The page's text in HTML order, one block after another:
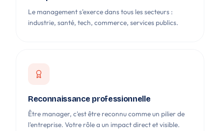
Le management s'exerce dans tous les secteurs :
industrie, santé, tech, commerce, services publics.
Reconnaissance professionnelle
Être manager, c'est être reconnu comme un pilier de
l'entreprise. Votre rôle a un impact direct et visible.